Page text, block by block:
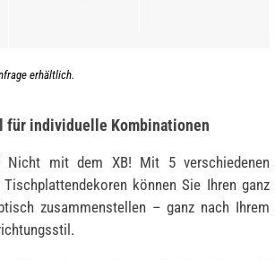
erhältlich.
für individuelle Kombinationen
Nicht mit dem XB! Mit 5 verschiedenen
können Sie Ihren ganz
zusammenstellen – ganz nach Ihrem